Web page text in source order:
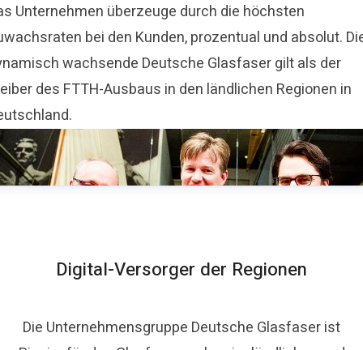
Unternehmen überzeuge durch die höchsten
bei den Kunden, prozentual und absolut.
wachsende Deutsche Glasfaser gilt als der
des FTTH-Ausbaus in den ländlichen Regionen in
Digital-Versorger der Regionen
Die Unternehmensgruppe Deutsche Glasfaser ist